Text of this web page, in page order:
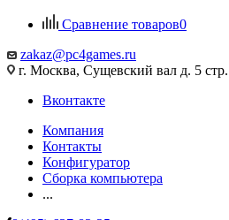
Сравнение товаров0
zakaz@pc4games.ru
г. Москва, Сущевский вал д. 5
Вконтакте
Компания
Контакты
Конфигуратор
Сборка компьютера
...